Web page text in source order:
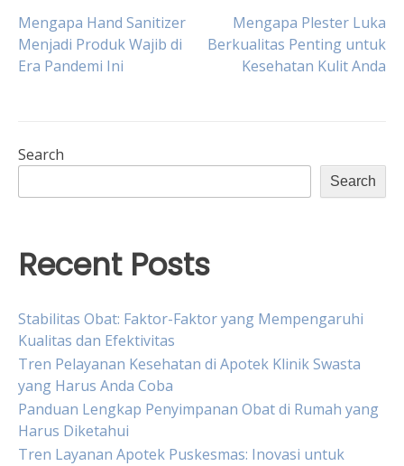
Post
navigation
Mengapa Hand Sanitizer
Menjadi Produk Wajib di
Era Pandemi Ini
Mengapa Plester Luka
Berkualitas Penting untuk
Kesehatan Kulit Anda
Search
Search
Recent Posts
Stabilitas Obat: Faktor-Faktor yang Mempengaruhi
Kualitas dan Efektivitas
Tren Pelayanan Kesehatan di Apotek Klinik Swasta
yang Harus Anda Coba
Panduan Lengkap Penyimpanan Obat di Rumah yang
Harus Diketahui
Tren Layanan Apotek Puskesmas: Inovasi untuk